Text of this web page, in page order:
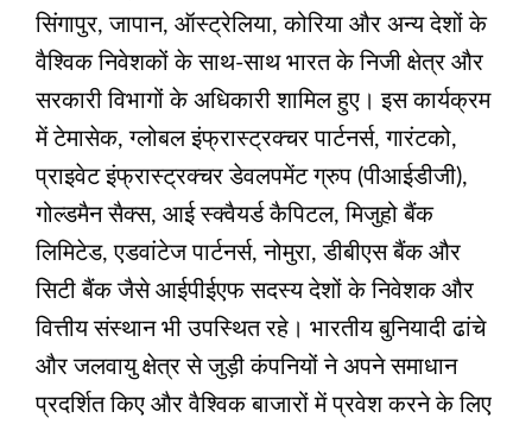
सिंगापुर, जापान, ऑस्ट्रेलिया, कोरिया और अन्य देशों के
वैश्विक निवेशकों के साथ-साथ भारत के निजी क्षेत्र और
सरकारी विभागों के अधिकारी शामिल हुए। इस कार्यक्रम
में टेमासेक, ग्लोबल इंफ्रास्ट्रक्चर पार्टनर्स, गारंटको,
प्राइवेट इंफ्रास्ट्रक्चर डेवलपमेंट ग्रुप (पीआईडीजी),
गोल्डमैन सैक्स, आई स्क्वैयर्ड कैपिटल, मिजुहो बैंक
लिमिटेड, एडवांटेज पार्टनर्स, नोमुरा, डीबीएस बैंक और
सिटी बैंक जैसे आईपीईएफ सदस्य देशों के निवेशक और
वित्तीय संस्थान भी उपस्थित रहे। भारतीय बुनियादी ढांचे
और जलवायु क्षेत्र से जुड़ी कंपनियों ने अपने समाधान
प्रदर्शित किए और वैश्विक बाजारों में प्रवेश करने के लिए